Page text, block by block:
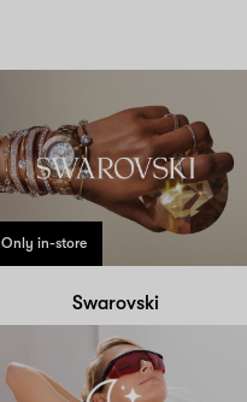
Only in-store
Swarovski